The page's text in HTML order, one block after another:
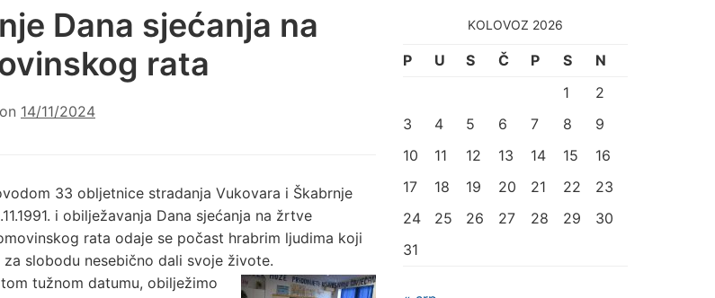
Dana sjećanja na
rata
on 14/11/2024
33 obljetnice stradanja Vukovara i Škabrnje
i obilježavanja Dana sjećanja na žrtve
rata odaje se počast hrabrim ljudima koji
za slobodu nesebično dali svoje živote.
tužnom datumu, obilježimo
KOLOVOZ 2026
P U S Č P S
N
1
2
3
4 5 6 7 8
9
10
11 12 13 14 15
16
17
18 19 20 21 22
23
24
25 26 27 28 29
30
31